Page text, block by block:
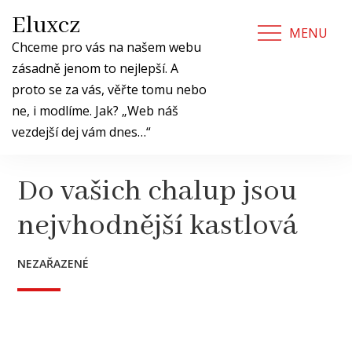
content
Eluxcz
Chceme pro vás na našem webu
zásadně jenom to nejlepší. A
proto se za vás, věřte tomu nebo
ne, i modlíme. Jak? „Web náš
vezdejší dej vám dnes…“
MENU
Do vašich chalup jsou
nejvhodnější kastlová
NEZAŘAZENÉ